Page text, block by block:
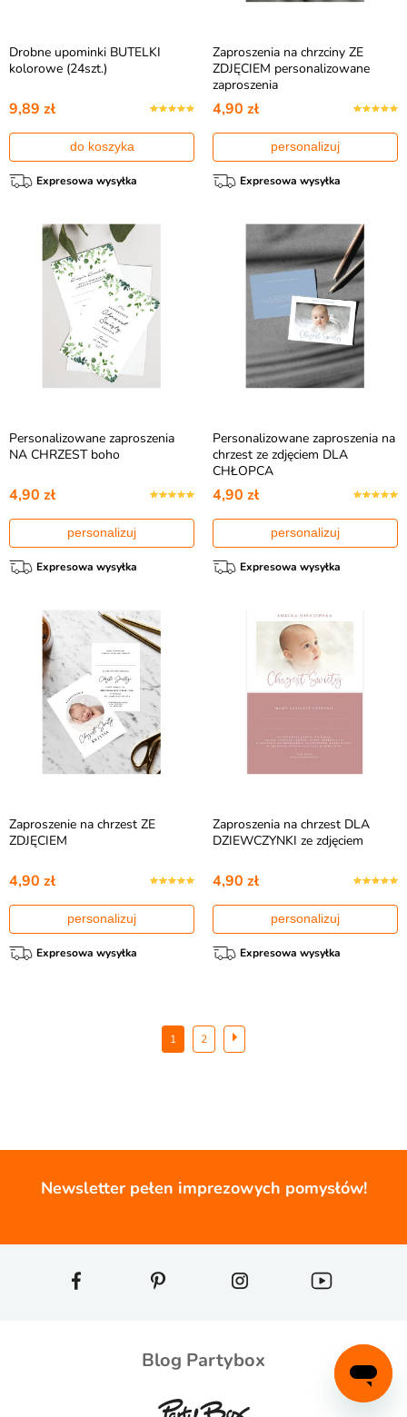
Drobne upominki BUTELKI
kolorowe (24szt.)
9,89 zł
do koszyka
Expresowa wysyłka
Zaproszenia na chrzciny ZE
ZDJĘCIEM personalizowane
zaproszenia
4,90 zł
personalizuj
Expresowa wysyłka
Personalizowane zaproszenia
NA CHRZEST boho
4,90 zł
personalizuj
Expresowa wysyłka
Personalizowane zaproszenia na
chrzest ze zdjęciem DLA
CHŁOPCA
4,90 zł
personalizuj
Expresowa wysyłka
Zaproszenie na chrzest ZE
ZDJĘCIEM
4,90 zł
personalizuj
Expresowa wysyłka
Zaproszenia na chrzest DLA
DZIEWCZYNKI ze zdjęciem
4,90 zł
personalizuj
Expresowa wysyłka
1 2
Newsletter pełen imprezowych pomysłów!
Blog Partybox